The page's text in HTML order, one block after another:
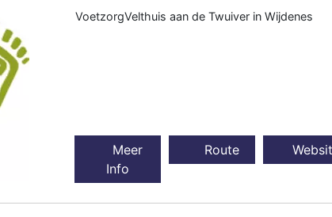
VoetzorgVelthuis aan de Twuiver in Wijdenes
Meer
Info
Route